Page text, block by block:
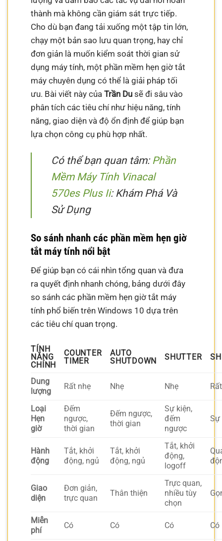
thành mà không cần giám sát trực tiếp.
Cho dù bạn đang tải xuống một tập tin lớn,
chạy một bản sao lưu quan trọng, hay chỉ
đơn giản là muốn kiểm soát thời gian sử
dụng máy tính, một phần mềm hẹn giờ tắt
máy chuyên dụng có thể là giải pháp tối
ưu. Bài viết này củaTrần Du sẽ đi sâu vào
phân tích các tiêu chí như hiệu năng, tính
năng, giao diện và độ ổn định để giúp bạn
lựa chọn công cụ phù hợp nhất.
Có thể bạn quan tâm:Phần
Mềm Máy Tính Vinacal
570es Plus Ii: Khám Phá Và
Sử Dụng
So sánh nhanh các phần mềm hẹn giờ
tắt máy tính nổi bật
Để giúp bạn có cái nhìn tổng quan và đưa
ra quyết định nhanh chóng, bảng dưới đây
so sánh các phần mềm hẹn giờ tắt máy
tính phổ biến trên Windows 10 dựa trên
các tiêu chí quan trọng.
TÍNH
NĂNG
CHÍNH
COUNTER
TIMER
AUTO
SHUTDOWN
SHUTTER
Dung
lượng
Rất nhẹ Nhẹ Nhẹ
Loại
Hẹn
giờ
Đếm
ngược,
thời gian
Đếm ngược,
thời gian
Sự kiện,
đếm
ngược
Sự
Hành
động
Tắt, khởi
động, ngủ
Tắt, khởi
động, ngủ
Tắt, khởi
động,
logoff
Giao
diện
Đơn giản,
trực quan
Thân thiện
Trực quan,
nhiều tùy
chọn
Miễn
phí
Có Có Có Có